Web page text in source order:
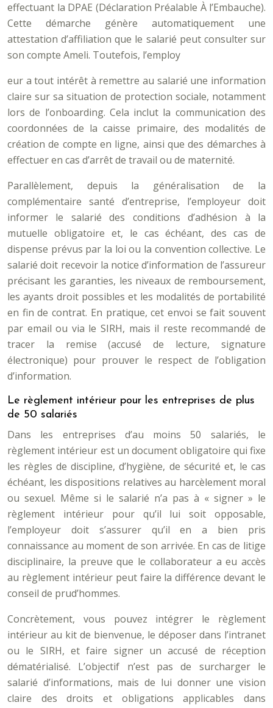
effectuant la DPAE (Déclaration Préalable À l’Embauche).
Cette démarche génère automatiquement une
attestation d’affiliation que le salarié peut consulter sur
son compte Ameli. Toutefois, l’employ
eur a tout intérêt à remettre au salarié une information
claire sur sa situation de protection sociale, notamment
lors de l’onboarding. Cela inclut la communication des
coordonnées de la caisse primaire, des modalités de
création de compte en ligne, ainsi que des démarches à
effectuer en cas d’arrêt de travail ou de maternité.
Parallèlement, depuis la généralisation de la
complémentaire santé d’entreprise, l’employeur doit
informer le salarié des conditions d’adhésion à la
mutuelle obligatoire et, le cas échéant, des cas de
dispense prévus par la loi ou la convention collective. Le
salarié doit recevoir la notice d’information de l’assureur
précisant les garanties, les niveaux de remboursement,
les ayants droit possibles et les modalités de portabilité
en fin de contrat. En pratique, cet envoi se fait souvent
par email ou via le SIRH, mais il reste recommandé de
tracer la remise (accusé de lecture, signature
électronique) pour prouver le respect de l’obligation
d’information.
Le règlement intérieur pour les entreprises de plus
de 50 salariés
Dans les entreprises d’au moins 50 salariés, le
règlement intérieur est un document obligatoire qui fixe
les règles de discipline, d’hygiène, de sécurité et, le cas
échéant, les dispositions relatives au harcèlement moral
ou sexuel. Même si le salarié n’a pas à « signer » le
règlement intérieur pour qu’il lui soit opposable,
l’employeur doit s’assurer qu’il en a bien pris
connaissance au moment de son arrivée. En cas de litige
disciplinaire, la preuve que le collaborateur a eu accès
au règlement intérieur peut faire la différence devant le
conseil de prud’hommes.
Concrètement, vous pouvez intégrer le règlement
intérieur au kit de bienvenue, le déposer dans l’intranet
ou le SIRH, et faire signer un accusé de réception
dématérialisé. L’objectif n’est pas de surcharger le
salarié d’informations, mais de lui donner une vision
claire des droits et obligations applicables dans